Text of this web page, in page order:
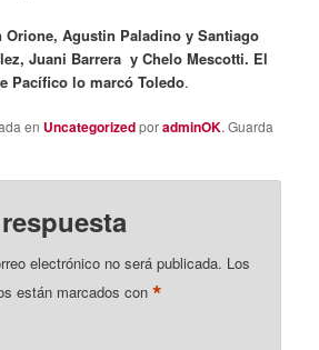
Orione, Agustin Paladino y Santiago
Juani Barrera y Chelo Mescotti. El
Pacífico lo marcó Toledo.
en UncategorizedporadminOK. Guarda
electrónico no será publicada. Los
están marcados con*